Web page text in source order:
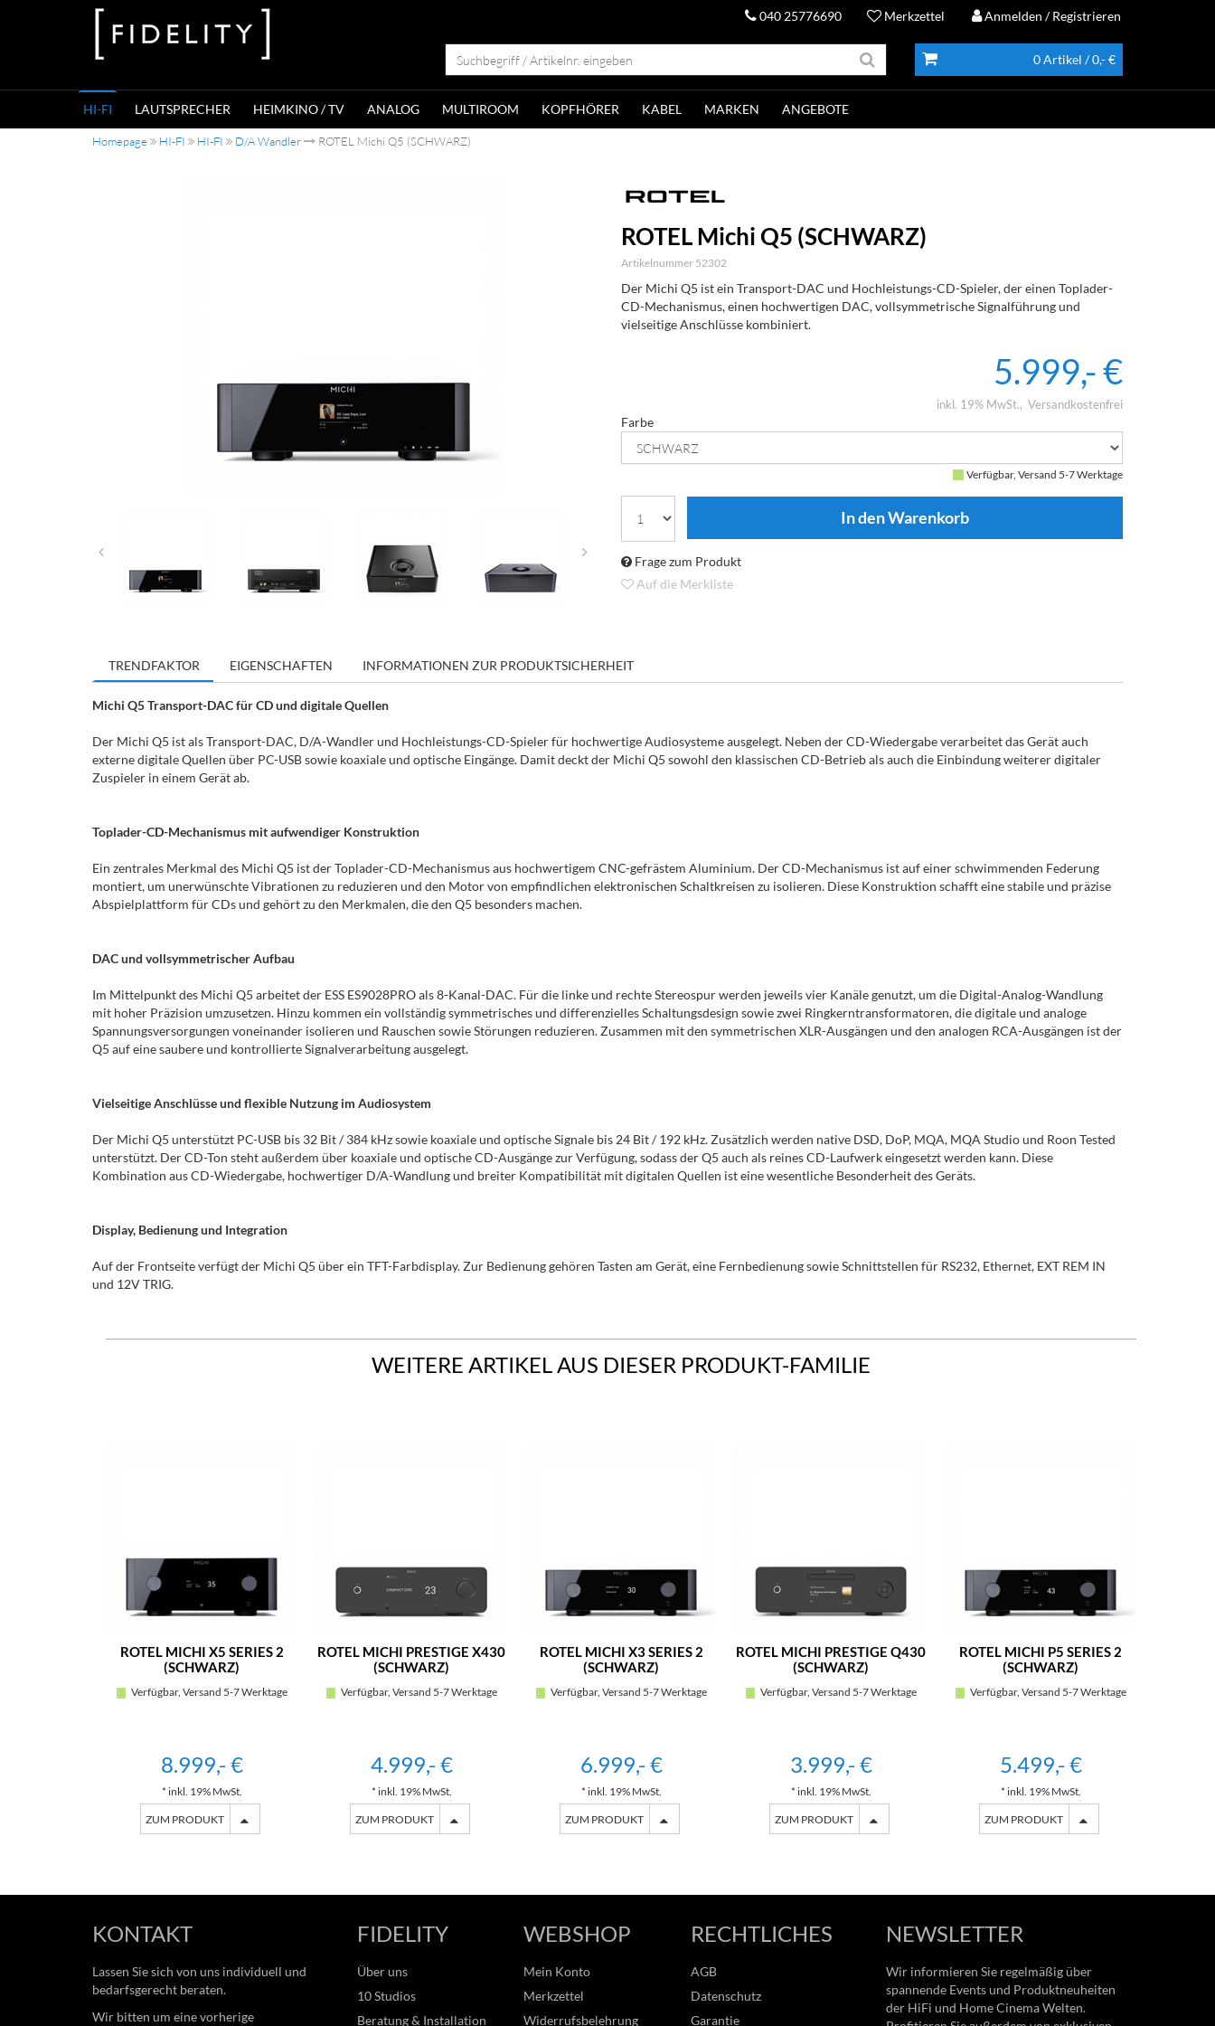
040 25776690 Merkzettel Anmelden / Registrieren
0 Artikel / 0,- €
HI-FI LAUTSPRECHER HEIMKINO / TV ANALOG MULTIROOM KOPFHÖRER KABEL MARKEN ANGEBOTE
Homepage HI-FI HI-FI D/A Wandler ROTEL Michi Q5 (SCHWARZ)
ROTEL Michi Q5 (SCHWARZ)
Artikelnummer 52302
Der Michi Q5 ist ein Transport-DAC und Hochleistungs-CD-Spieler, der einen Toplader-
CD-Mechanismus, einen hochwertigen DAC, vollsymmetrische Signalführung und
vielseitige Anschlüsse kombiniert.
5.999,- €
inkl. 19% MwSt. Versandkostenfrei
Farbe
Verfügbar, Versand 5-7 Werktage
Frage zum Produkt
Auf die Merkliste
TRENDFAKTOR EIGENSCHAFTEN INFORMATIONEN ZUR PRODUKTSICHERHEIT
Michi Q5 Transport-DAC für CD und digitale Quellen
Der Michi Q5 ist als Transport-DAC, D/A-Wandler und Hochleistungs-CD-Spieler für hochwertige Audiosysteme ausgelegt. Neben der CD-Wiedergabe verarbeitet das Gerät auch
externe digitale Quellen über PC-USB sowie koaxiale und optische Eingänge. Damit deckt der Michi Q5 sowohl den klassischen CD-Betrieb als auch die Einbindung weiterer digitaler
Zuspieler in einem Gerät ab.
Toplader-CD-Mechanismus mit aufwendiger Konstruktion
Ein zentrales Merkmal des Michi Q5 ist der Toplader-CD-Mechanismus aus hochwertigem CNC-gefrästem Aluminium. Der CD-Mechanismus ist auf einer schwimmenden Federung
montiert, um unerwünschte Vibrationen zu reduzieren und den Motor von empfindlichen elektronischen Schaltkreisen zu isolieren. Diese Konstruktion schafft eine stabile und präzise
Abspielplattform für CDs und gehört zu den Merkmalen, die den Q5 besonders machen.
DAC und vollsymmetrischer Aufbau
Im Mittelpunkt des Michi Q5 arbeitet der ESS ES9028PRO als 8-Kanal-DAC. Für die linke und rechte Stereospur werden jeweils vier Kanäle genutzt, um die Digital-Analog-Wandlung
mit hoher Präzision umzusetzen. Hinzu kommen ein vollständig symmetrisches und differenzielles Schaltungsdesign sowie zwei Ringkerntransformatoren, die digitale und analoge
Spannungsversorgungen voneinander isolieren und Rauschen sowie Störungen reduzieren. Zusammen mit den symmetrischen XLR-Ausgängen und den analogen RCA-Ausgängen ist der
Q5 auf eine saubere und kontrollierte Signalverarbeitung ausgelegt.
Vielseitige Anschlüsse und flexible Nutzung im Audiosystem
Der Michi Q5 unterstützt PC-USB bis 32 Bit / 384 kHz sowie koaxiale und optische Signale bis 24 Bit / 192 kHz. Zusätzlich werden native DSD, DoP, MQA, MQA Studio und Roon Tested
unterstützt. Der CD-Ton steht außerdem über koaxiale und optische CD-Ausgänge zur Verfügung, sodass der Q5 auch als reines CD-Laufwerk eingesetzt werden kann. Diese
Kombination aus CD-Wiedergabe, hochwertiger D/A-Wandlung und breiter Kompatibilität mit digitalen Quellen ist eine wesentliche Besonderheit des Geräts.
Display, Bedienung und Integration
Auf der Frontseite verfügt der Michi Q5 über ein TFT-Farbdisplay. Zur Bedienung gehören Tasten am Gerät, eine Fernbedienung sowie Schnittstellen für RS232, Ethernet, EXT REM IN
und 12V TRIG.
WEITERE ARTIKEL AUS DIESER PRODUKT-FAMILIE
ROTEL MICHI X5 SERIES 2
(SCHWARZ)
Verfügbar, Versand 5-7 Werktage
8.999,- €
* inkl. 19% MwSt.
ZUM PRODUKT
ROTEL MICHI PRESTIGE X430
(SCHWARZ)
Verfügbar, Versand 5-7 Werktage
4.999,- €
* inkl. 19% MwSt.
ZUM PRODUKT
ROTEL MICHI X3 SERIES 2
(SCHWARZ)
Verfügbar, Versand 5-7 Werktage
6.999,- €
* inkl. 19% MwSt.
ZUM PRODUKT
ROTEL MICHI PRESTIGE Q430
(SCHWARZ)
Verfügbar, Versand 5-7 Werktage
3.999,- €
* inkl. 19% MwSt.
ZUM PRODUKT
ROTEL MICHI P5 SERIES 2
(SCHWARZ)
Verfügbar, Versand 5-7 Werktage
5.499,- €
* inkl. 19% MwSt.
ZUM PRODUKT
KONTAKT
Lassen Sie sich von uns individuell und
bedarfsgerecht beraten.
Wir bitten um eine vorherige
FIDELITY
Über uns
10 Studios
Beratung & Installation
WEBSHOP
Mein Konto
Merkzettel
Widerrufsbelehrung
RECHTLICHES
AGB
Datenschutz
Garantie
NEWSLETTER
Wir informieren Sie regelmäßig über
spannende Events und Produktneuheiten
der HiFi und Home Cinema Welten.